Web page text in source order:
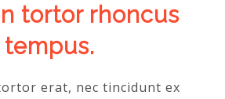
tortor rhoncus
tempus.
erat, nec tincidunt ex